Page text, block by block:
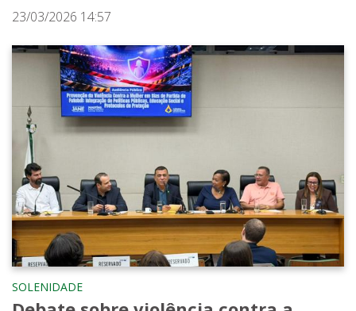
23/03/2026 14:57
SOLENIDADE